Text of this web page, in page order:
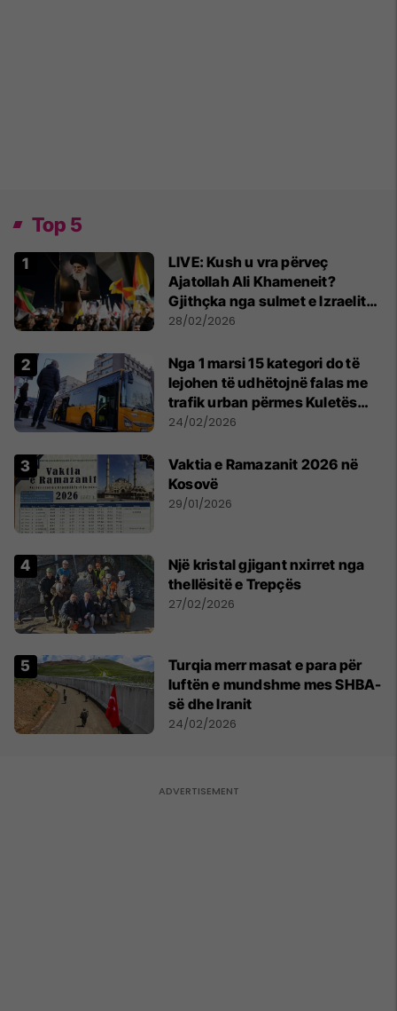
Top 5
LIVE: Kush u vra përveç
Ajatollah Ali Khameneit?
Gjithçka nga sulmet e Izraelit
dhe SHBA-së ndaj Iranit
28/02/2026
Nga 1 marsi 15 kategori do të
lejohen të udhëtojnë falas me
trafik urban përmes Kuletës
Digjitale
24/02/2026
Vaktia e Ramazanit 2026 në
Kosovë
29/01/2026
Një kristal gjigant nxirret nga
thellësitë e Trepçës
27/02/2026
Turqia merr masat e para për
luftën e mundshme mes SHBA-
së dhe Iranit
24/02/2026